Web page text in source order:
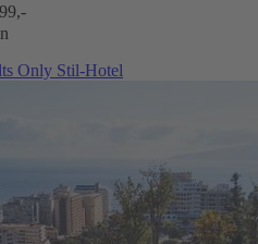
Only Stil-Hotel